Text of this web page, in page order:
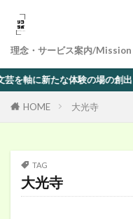
理念・サービス案内/
新たな体験の場の創出を目
HOME 大光寺
TAG
大光寺